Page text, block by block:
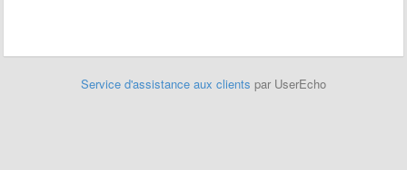
Service d'assistance aux clients par UserEcho